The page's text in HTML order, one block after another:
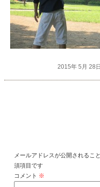
2015年 5月 28
メールアドレスが公開されるこ
須項目です
コメント ※